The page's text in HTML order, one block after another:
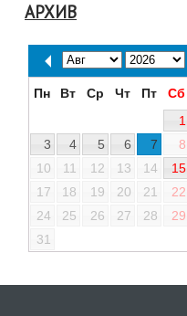
АРХИВ
Пн Вт Ср Чт Пт Сб
1
3
4 5 6 7 8
10
11 12 13 14 15
17
18 19 20 21 22
24
25 26 27 28 29
31